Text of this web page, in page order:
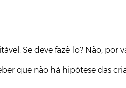
Se deve fazê-lo? Não, por
que não há hipótese das